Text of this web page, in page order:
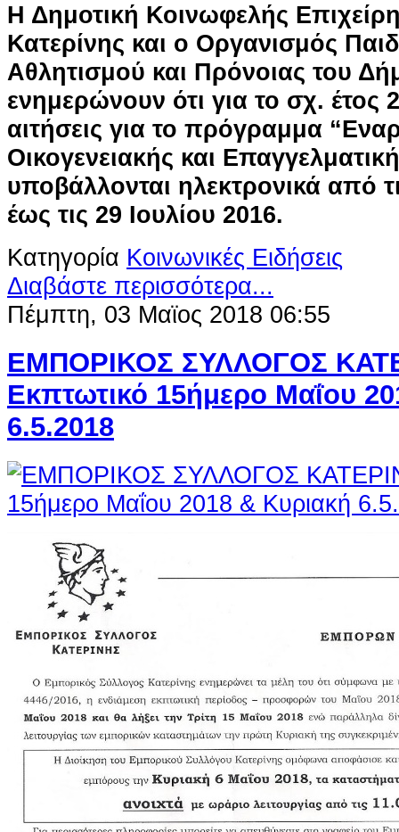
Η Δημοτική Κοινωφελής
Κατερίνης και ο Οργανισμός
Αθλητισμού και Πρόνοιας του
ενημερώνουν ότι για το σχ. έτος
αιτήσεις για το πρόγραμμα
Οικογενειακής και
υποβάλλονται ηλεκτρονικά από
έως τις 29 Ιουλίου 2016.
Κατηγορία Κοινωνικές Ειδήσεις
Διαβάστε περισσότερα...
Πέμπτη, 03 Μαϊος 2018 06:55
ΕΜΠΟΡΙΚΟΣ ΣΥΛΛΟΓΟΣ
Εκπτωτικό 15ήμερο Μαΐου
6.5.2018